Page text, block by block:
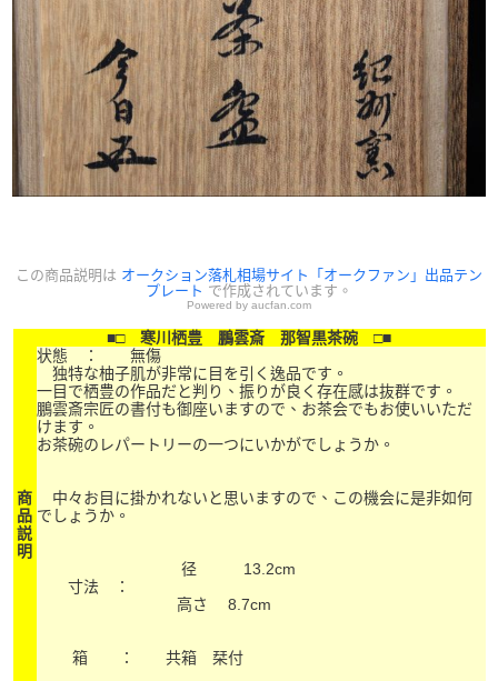
この商品説明は オークション落札相場サイト「オークファン」出品テン
プレート で作成されています。
Powered by aucfan.com
■□ 寒川栖豊 鵬雲斎 那智黒茶碗 □■
商
品
説
明
状態 ： 無傷
独特な柚子肌が非常に目を引く逸品です。
一目で栖豊の作品だと判り、振りが良く存在感は抜群です。
鵬雲斎宗匠の書付も御座いますので、お茶会でもお使いいただ
けます。
お茶碗のレパートリーの一つにいかがでしょうか。
中々お目に掛かれないと思いますので、この機会に是非如何
でしょうか。
径 13.2cm
寸法 ：
高さ 8.7cm
箱 ： 共箱 栞付